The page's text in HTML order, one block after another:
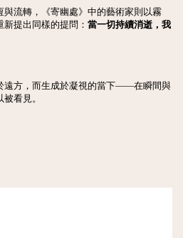
流轉，《寄幽處》中的藝術家則以霧
提出同樣的提問： 當一切持續消逝，我
遠方，而生成於凝視的當下——在瞬間與
看見。